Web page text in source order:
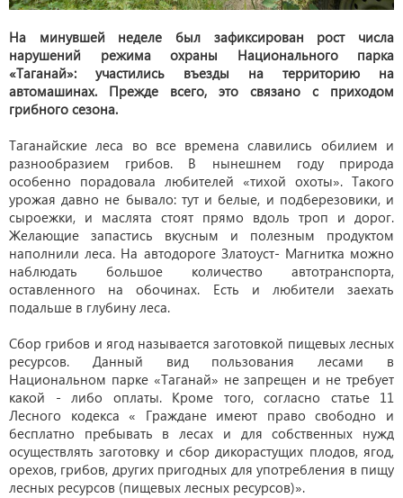
На минувшей неделе был зафиксирован рост числа
нарушений режима охраны Национального парка
«Таганай»: участились въезды на территорию на
автомашинах. Прежде всего, это связано с приходом
грибного сезона.
Таганайские леса во все времена славились обилием и
разнообразием грибов. В нынешнем году природа
особенно порадовала любителей «тихой охоты». Такого
урожая давно не бывало: тут и белые, и подберезовики, и
сыроежки, и маслята стоят прямо вдоль троп и дорог.
Желающие запастись вкусным и полезным продуктом
наполнили леса. На автодороге Златоуст- Магнитка можно
наблюдать большое количество автотранспорта,
оставленного на обочинах. Есть и любители заехать
подальше в глубину леса.
Сбор грибов и ягод называется заготовкой пищевых лесных
ресурсов. Данный вид пользования лесами в
Национальном парке «Таганай» не запрещен и не требует
какой - либо оплаты. Кроме того, согласно статье 11
Лесного кодекса « Граждане имеют право свободно и
бесплатно пребывать в лесах и для собственных нужд
осуществлять заготовку и сбор дикорастущих плодов, ягод,
орехов, грибов, других пригодных для употребления в пищу
лесных ресурсов (пищевых лесных ресурсов)».